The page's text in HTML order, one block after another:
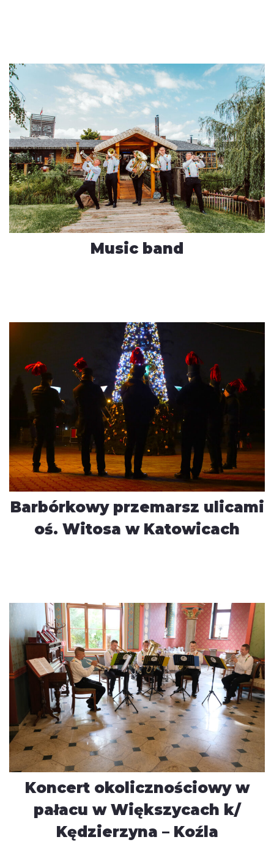
Music band
Barbórkowy przemarsz ulicami
oś. Witosa w Katowicach
Koncert okolicznościowy w
pałacu w Większycach k/
Kędzierzyna – Koźla